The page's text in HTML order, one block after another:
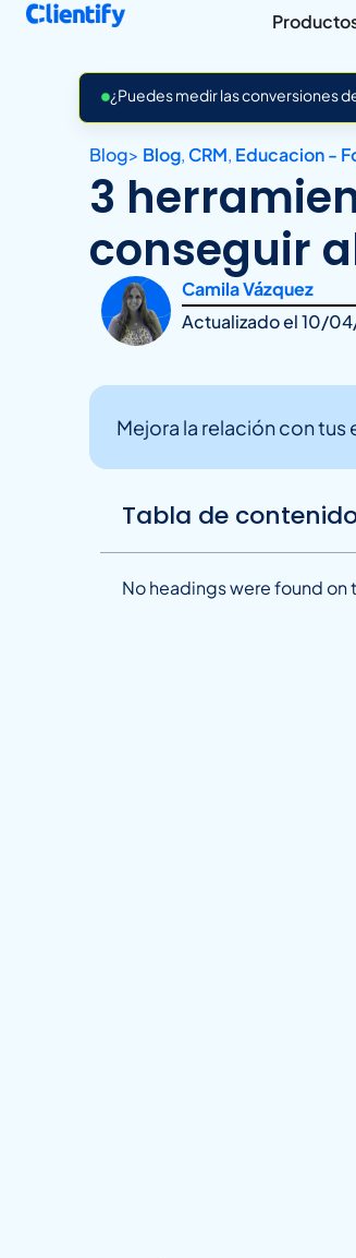
¿Puedes medir las conversiones
Blog> Blog, CRM, Educacion -
3
conseguir
Camila Vázquez
Actualizado el10/
Mejora la relación con
Tabla de
No headings were found on